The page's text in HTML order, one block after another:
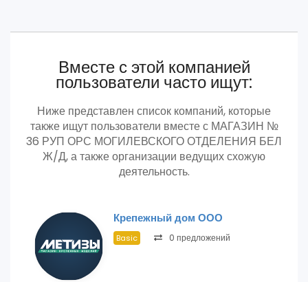
Вместе с этой компанией
пользователи часто ищут:
Ниже представлен список компаний, которые
также ищут пользователи вместе с МАГАЗИН №
36 РУП ОРС МОГИЛЕВСКОГО ОТДЕЛЕНИЯ БЕЛ
Ж/Д, а также организации ведущих схожую
деятельность.
Крепежный дом ООО
Basic 0 предложений